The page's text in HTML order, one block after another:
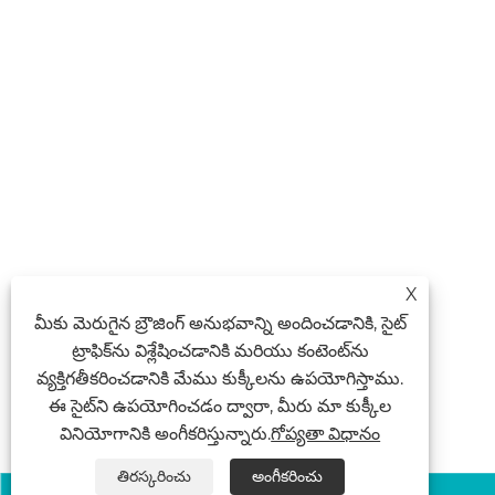
X
మీకు మెరుగైన బ్రౌజింగ్ అనుభవాన్ని అందించడానికి, సైట్
ట్రాఫిక్‌ను విశ్లేషించడానికి మరియు కంటెంట్‌ను
వ్యక్తిగతీకరించడానికి మేము కుక్కీలను ఉపయోగిస్తాము.
ఈ సైట్‌ని ఉపయోగించడం ద్వారా, మీరు మా కుక్కీల
వినియోగానికి అంగీకరిస్తున్నారు.గోప్యతా విధానం
తిరస్కరించు అంగీకరించు